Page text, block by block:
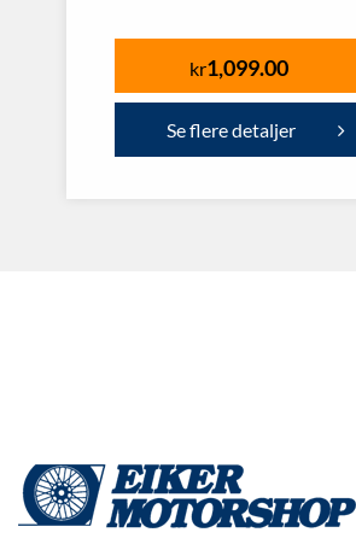
kr1,099.00
Se flere detaljer